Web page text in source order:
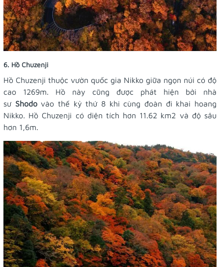
6. Hồ Chuzenji
Hồ Chuzenji thuộc vườn quốc gia Nikko giữa ngọn núi có độ
cao 1269m. Hồ này cũng được phát hiện bởi nhà
sưShodovào thế kỷ thứ 8 khi cùng đoàn đi khai hoang
Nikko. Hồ Chuzenji có diện tích hơn 11.62 km2 và độ sâu
hơn 1,6m.